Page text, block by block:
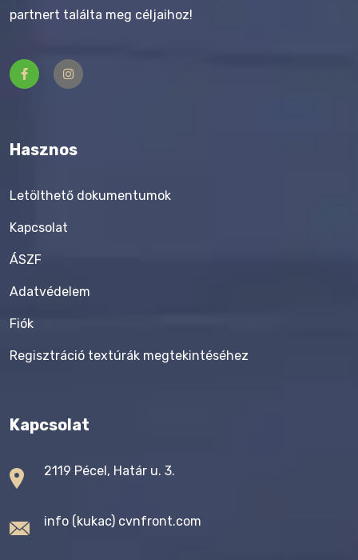
partnert találta meg céljaihoz!
Hasznos
Letölthető dokumentumok
Kapcsolat
ÁSZF
Adatvédelem
Fiók
Regisztráció textúrák megtekintéséhez
Kapcsolat
2119 Pécel, Határ u. 3.
info (kukac) cvnfront.com